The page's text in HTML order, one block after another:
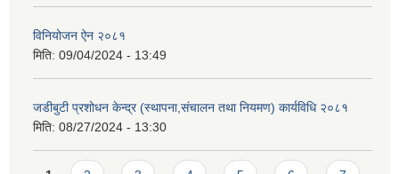
विनियोजन ऐन २०८१
मिति: 09/04/2024 - 13:49
जडीबुटी प्रशोधन केन्द्र (स्थापना,संचालन तथा नियमण) कार्यविधि २०८१
मिति: 08/27/2024 - 13:30